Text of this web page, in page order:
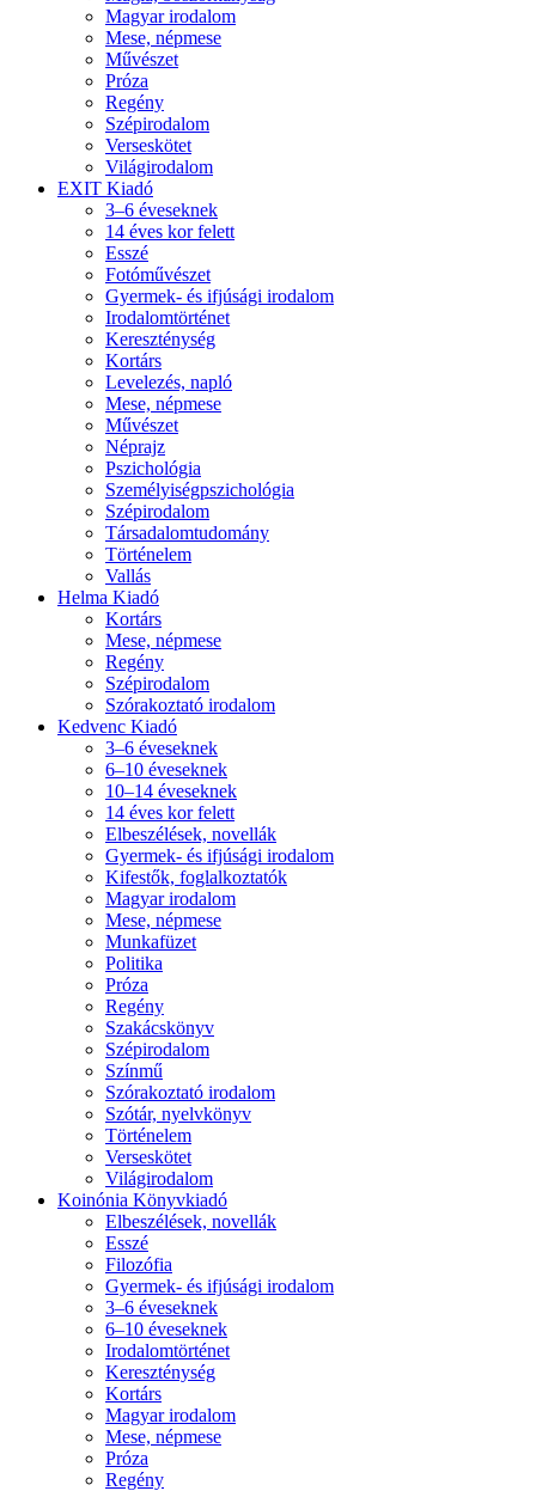
Magyar irodalom
Mese, népmese
Művészet
Próza
Regény
Szépirodalom
Verseskötet
Világirodalom
EXIT Kiadó
3–6 éveseknek
14 éves kor felett
Esszé
Fotóművészet
Gyermek- és ifjúsági irodalom
Irodalomtörténet
Kereszténység
Kortárs
Levelezés, napló
Mese, népmese
Művészet
Néprajz
Pszichológia
Személyiségpszichológia
Szépirodalom
Társadalomtudomány
Történelem
Vallás
Helma Kiadó
Kortárs
Mese, népmese
Regény
Szépirodalom
Szórakoztató irodalom
Kedvenc Kiadó
3–6 éveseknek
6–10 éveseknek
10–14 éveseknek
14 éves kor felett
Elbeszélések, novellák
Gyermek- és ifjúsági irodalom
Kifestők, foglalkoztatók
Magyar irodalom
Mese, népmese
Munkafüzet
Politika
Próza
Regény
Szakácskönyv
Szépirodalom
Színmű
Szórakoztató irodalom
Szótár, nyelvkönyv
Történelem
Verseskötet
Világirodalom
Koinónia Könyvkiadó
Elbeszélések, novellák
Esszé
Filozófia
Gyermek- és ifjúsági irodalom
3–6 éveseknek
6–10 éveseknek
Irodalomtörténet
Kereszténység
Kortárs
Magyar irodalom
Mese, népmese
Próza
Regény